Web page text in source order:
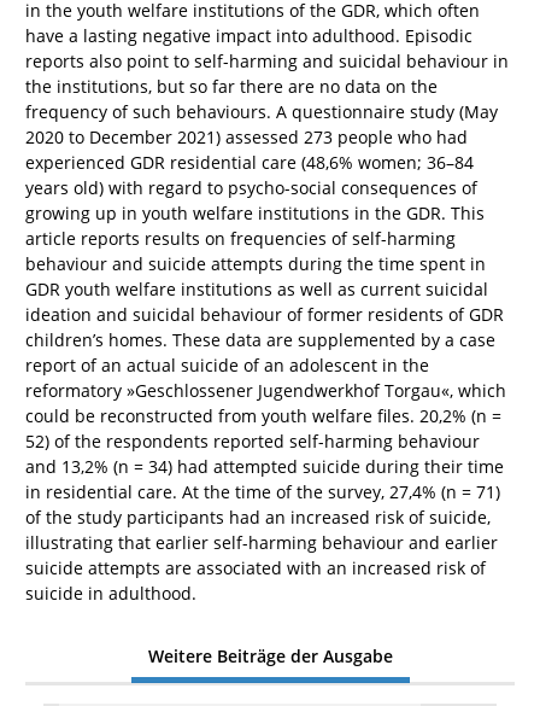
in the youth welfare institutions of the GDR, which often
have a lasting negative impact into adulthood. Episodic
reports also point to self-harming and suicidal behaviour in
the institutions, but so far there are no data on the
frequency of such behaviours. A questionnaire study (May
2020 to December 2021) assessed 273 people who had
experienced GDR residential care (48,6% women; 36–84
years old) with regard to psycho-social consequences of
growing up in youth welfare institutions in the GDR. This
article reports results on frequencies of self-harming
behaviour and suicide attempts during the time spent in
GDR youth welfare institutions as well as current suicidal
ideation and suicidal behaviour of former residents of GDR
children’s homes. These data are supplemented by a case
report of an actual suicide of an adolescent in the
reformatory »Geschlossener Jugendwerkhof Torgau«, which
could be reconstructed from youth welfare files. 20,2% (n =
52) of the respondents reported self-harming behaviour
and 13,2% (n = 34) had attempted suicide during their time
in residential care. At the time of the survey, 27,4% (n = 71)
of the study participants had an increased risk of suicide,
illustrating that earlier self-harming behaviour and earlier
suicide attempts are associated with an increased risk of
suicide in adulthood.
Weitere Beiträge der Ausgabe